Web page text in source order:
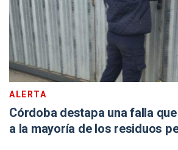
ALERTA
Córdoba destapa una falla
a la mayoría de los residuos